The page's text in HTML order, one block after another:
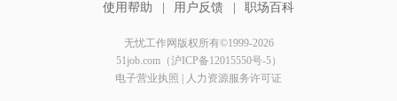
使用帮助 用户反馈 职场百科
无忧工作网版权所有©1999-2026
51job.com（沪ICP备12015550号-5）
电子营业执照
人力资源服务许可证